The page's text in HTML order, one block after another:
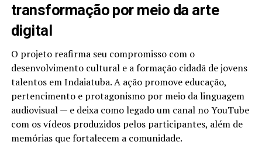
transformação por meio da arte
digital
O projeto reafirma seu compromisso com o
desenvolvimento cultural e a formação cidadã de jovens
talentos em Indaiatuba. A ação promove educação,
pertencimento e protagonismo por meio da linguagem
audiovisual — e deixa como legado um canal no YouTube
com os vídeos produzidos pelos participantes, além de
memórias que fortalecem a comunidade.